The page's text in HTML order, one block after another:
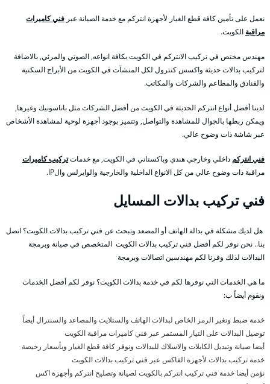
نعمل على تأمين كافة قطع الغيار لأجهزة انتركم مع خدمة الصيانة عبر فني كاميرات
مراقبة الكويت.
مهندس مختص في تركيب الانتركم في الكويت بكافة انواعه, الصوتي والمرئي, بالاضافة
لتركيب بدالات حديثة واكسس كنترول لكل المنشآت في الكويت من الأبراج السكنية
والفنادق والمطاعم والشركات والمكاتب.
لدينا أفضل أنواع انتركم الحديثة في الكويت من أفضل الشركات مثل باناسونيك وغيرها,
ويمكن ربطها بالجوال للمشاهدة والتواصل, وتتميز بوجود أجهزة لوحية لمشاهدة الأشخاص
عبر شاشة ذات وضوح عالي.
فني انتركم داخلي وخارجي هندي وباكستاني في الكويت, مع خدماتتركيب كاميرات
مراقبة ذات وضوح عالي من كل الانواع الداخلية والخارجية والوايرلس والIP.
فني تركيب بدالات المسايل
هل لديك مشكلة في بدالة الهاتف أو المصعد وتبحث عن فني تركيب بدالات الكويت؟ اتصل
بنا.. نحن نوفر لكم أفضل فني تركيب بدالات الكويت المتخصص في صيانة وبرمجة
البدالات لذلك وفرنا لكم مهندسين اتصالات وبرمجة
ما هي الخدمات التي نوفرها لكم في خدمة بدالات الكويت؟ نوفر لكم أفضل الخدمات
ونقوم أيضاً ب:
خدمة ضبط وتغير الرمز الخاص لبدالات الهاتف والستلايت والمصاعد والسنترال أيضاً
توصيل البدالات على التيار المستمر عبر فني كاميرات مراقبة الكويت
أيضا صيانة وتبديل الكابلات والاسلاك للبدالات ونوفر كافة قطع الغيار وبأسعار رخيصة
خدمة تركيب بدالات لأجهزة الفاكس عبر فني تركيب بدالات الكويت
نؤمن أيضا خدمة فني تركيب انتركم بالكويت لصيانة وتصليح انتركم وأجهزة اكس